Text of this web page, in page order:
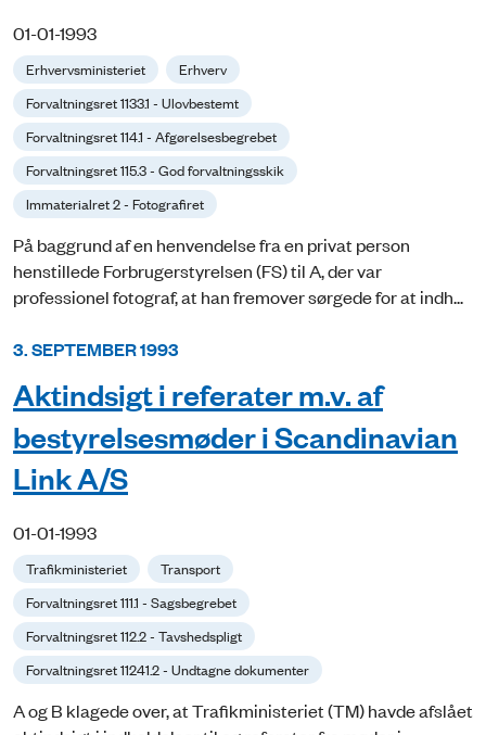
01-01-1993
Erhvervsministeriet
Erhverv
Forvaltningsret 1133.1 - Ulovbestemt
Forvaltningsret 114.1 - Afgørelsesbegrebet
Forvaltningsret 115.3 - God forvaltningsskik
Immaterialret 2 - Fotografiret
På baggrund af en henvendelse fra en privat person
henstillede Forbrugerstyrelsen (FS) til A, der var
professionel fotograf, at han fremover sørgede for at indh...
3. SEPTEMBER 1993
Aktindsigt i referater m.v. af
bestyrelsesmøder i Scandinavian
Link A/S
01-01-1993
Trafikministeriet
Transport
Forvaltningsret 111.1 - Sagsbegrebet
Forvaltningsret 112.2 - Tavshedspligt
Forvaltningsret 11241.2 - Undtagne dokumenter
A og B klagede over, at Trafikministeriet (TM) havde afslået